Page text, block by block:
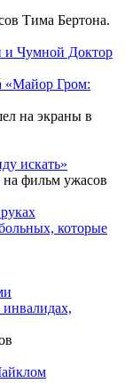
Тима Бертона.
«Майор Гром:
на экраны в
искать»
фильм ужасов
которые